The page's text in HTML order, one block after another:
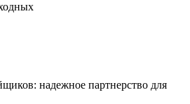
надежное партнерство для